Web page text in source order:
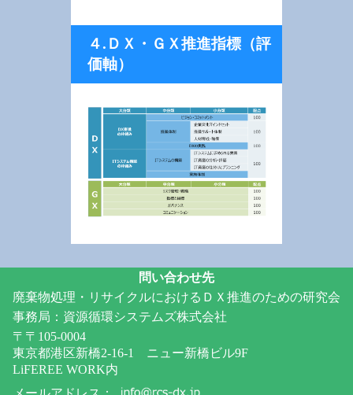
４.ＤＸ・ＧＸ推進指標（評
価軸）
問い合わせ先
廃棄物処理・リサイクルにおけるＤＸ推進のための研究会
事務局：資源循環システムズ株式会社
〒〒105-0004
東京都港区新橋2-16-1 ニュー新橋ビル9F
LiFEREE WORK内